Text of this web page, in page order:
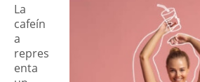
La
cafeín
a
repres
enta